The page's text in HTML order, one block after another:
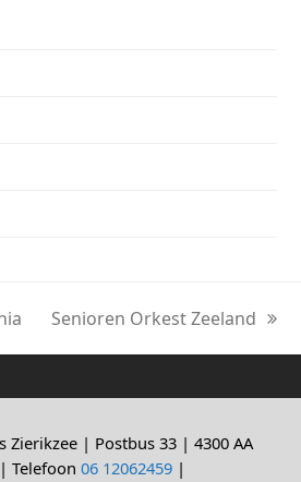
next
post:
Senioren Orkest Zeeland
Zierikzee | Postbus 33 | 4300 AA
Telefoon 06 12062459 |